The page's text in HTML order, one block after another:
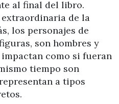
al final del libro.
de la
los personajes de
son hombres y
como si fueran
tiempo son
a tipos